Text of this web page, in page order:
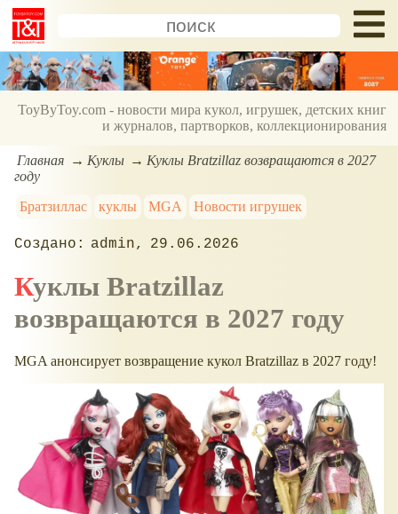
ToyByToy.com - новости мира кукол, игрушек, детских книг
и журналов, партворков, коллекционирования
Главная Куклы
Куклы Bratzillaz возвращаются в 2027
году
Братзиллас
куклы MGA Новости игрушек
admin 29.06.2026
Куклы Bratzillaz
возвращаются в 2027 году
MGA анонсирует возвращение кукол Bratzillaz в 2027 году!